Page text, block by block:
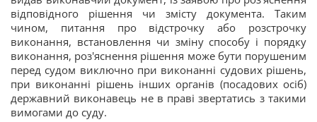
відповідного рішення чи змісту документа. Таким
чином, питання про відстрочку або розстрочку
виконання, встановлення чи зміну способу і порядку
виконання, роз'яснення рішення може бути порушеним
перед судом виключно при виконанні судових рішень,
при виконанні рішень інших органів (посадових осіб)
державний виконавець не в праві звертатись з такими
вимогами до суду.